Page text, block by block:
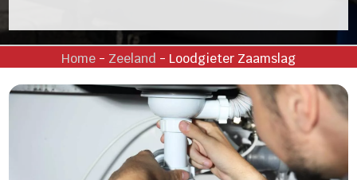
Home- Zeeland - Loodgieter Zaamslag